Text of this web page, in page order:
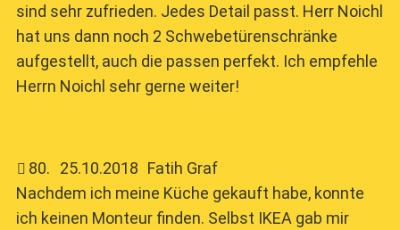
sind sehr zufrieden. Jedes Detail passt. Herr Noichl
hat uns dann noch 2 Schwebetürenschränke
aufgestellt, auch die passen perfekt. Ich empfehle
Herrn Noichl sehr gerne weiter!
80. 25.10.2018 Fatih Graf
Nachdem ich meine Küche gekauft habe, konnte
ich keinen Monteur finden. Selbst IKEA gab mir